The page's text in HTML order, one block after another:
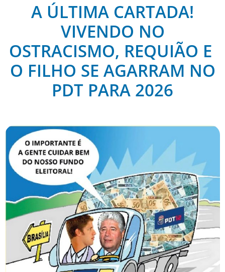
A ÚLTIMA CARTADA!
VIVENDO NO
OSTRACISMO, REQUIÃO E
O FILHO SE AGARRAM NO
PDT PARA 2026